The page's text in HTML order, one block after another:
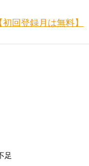
回登録月は無料】
足